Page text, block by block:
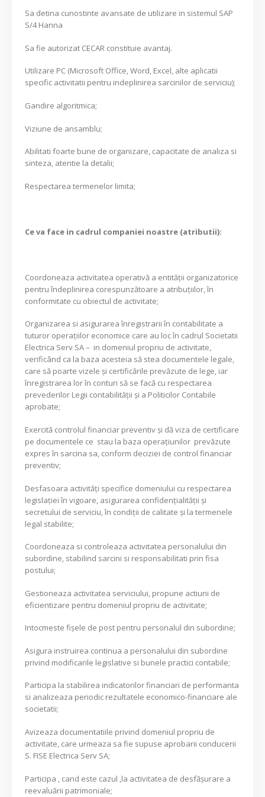
Sa detina cunostinte avansate de utilizare in sistemul SAP
S/4 Hanna
Sa fie autorizat CECAR constituie avantaj.
Utilizare PC (Microsoft Office, Word, Excel, alte aplicatii
specific activitatii pentru indeplinirea sarcinilor de serviciu);
Gandire algoritmica;
Viziune de ansamblu;
Abilitati foarte bune de organizare, capacitate de analiza si
sinteza, atentie la detalii;
Respectarea termenelor limita;
Ce va face in cadrul companiei noastre (atributii):
Coordoneaza activitatea operativă a entităţii organizatorice
pentru îndeplinirea corespunzătoare a atribuţiilor, în
conformitate cu obiectul de activitate;
Organizarea si asigurarea înregistrarii în contabilitate a
tuturor operaţiilor economice care au loc în cadrul Societatii
Electrica Serv SA – in domeniul propriu de activitate,
verificând ca la baza acesteia să stea documentele legale,
care să poarte vizele şi certificările prevăzute de lege, iar
înregistrarea lor în conturi să se facă cu respectarea
prevederilor Legii contabilităţii şi a Politicilor Contabile
aprobate;
Exercită controlul financiar preventiv şi dă viza de certificare
pe documentele ce stau la baza operaţiunilor prevăzute
expres în sarcina sa, conform deciziei de control financiar
preventiv;
Desfasoara activităţi specifice domeniului cu respectarea
legislaţiei în vigoare, asigurarea confidenţialităţii şi
secretului de serviciu, în condiţii de calitate şi la termenele
legal stabilite;
Coordoneaza si controleaza activitatea personalului din
subordine, stabilind sarcini si responsabilitati prin fisa
postului;
Gestioneaza activitatea serviciului, propune actiuni de
eficientizare pentru domeniul propriu de activitate;
Intocmeste fişele de post pentru personalul din subordine;
Asigura instruirea continua a personalului din subordine
privind modificarile legislative si bunele practici contabile;
Participa la stabilirea indicatorilor financiari de performanta
si analizeaza periodic rezultatele economico-financiare ale
societatii;
Avizeaza documentatiile privind domeniul propriu de
activitate, care urmeaza sa fie supuse aprobarii conducerii
S. FISE Electrica Serv SA;
Participa , cand este cazul ,la activitatea de desfăşurare a
reevaluării patrimoniale;